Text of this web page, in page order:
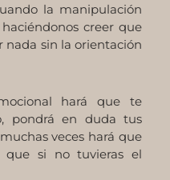
la manipulación
creer que
nada sin la orientación
hará que te
pondrá en duda tus
veces hará que
que si no tuvieras el